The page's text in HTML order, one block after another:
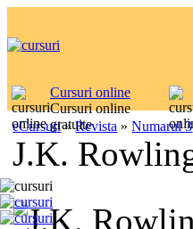
Cursuri online
Cursuri online
gratuite
eCursuri»Revista »Numarul 3
J.K.